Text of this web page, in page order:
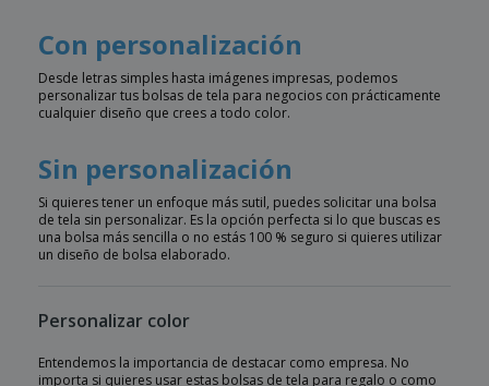
Con personalización
Desde letras simples hasta imágenes impresas, podemos
personalizar tus bolsas de tela para negocios con prácticamente
cualquier diseño que crees a todo color.
Sin personalización
Si quieres tener un enfoque más sutil, puedes solicitar una bolsa
de tela sin personalizar. Es la opción perfecta si lo que buscas es
una bolsa más sencilla o no estás 100 % seguro si quieres utilizar
un diseño de bolsa elaborado.
Personalizar color
Entendemos la importancia de destacar como empresa. No
importa si quieres usar estas bolsas de tela para regalo o como